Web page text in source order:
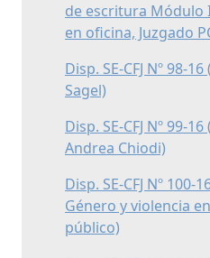
de escritura Módulo
en oficina, Juzgado
Disp. SE-CFJ Nº 98-
Sagel)
Disp. SE-CFJ Nº 99-
Andrea Chiodi)
Disp. SE-CFJ Nº 100-
Género y violencia
público)